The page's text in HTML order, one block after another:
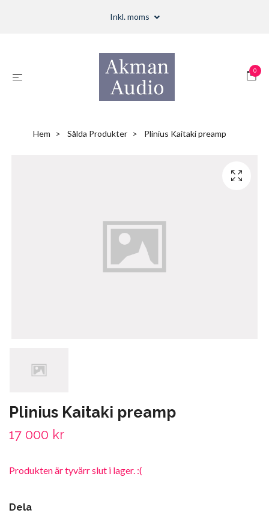
Inkl. moms
0
Hem Sålda Produkter Plinius Kaitaki preamp
Plinius Kaitaki preamp
17 000 kr
Produkten är tyvärr slut i lager. :(
Dela